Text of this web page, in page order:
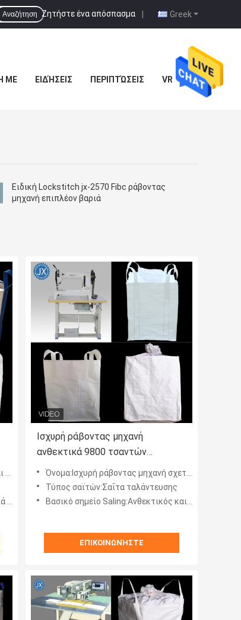
Greek
Ζητήστε ένα απόσπασμα |
Αναζήτηση
ΜΕ ΕΙΔΉΣΕΙΣ ΠΕΡΙΠΤΏΣΕΙΣ VR
Ειδική Lockstitch jx-2570 Fibc ράβοντας
μηχανή επιπλέον βαριά
Ισχυρή ράβοντας μηχανή
ανθεκτικά 9800 τσαντών
μηχανών εύκαμπτη
Όνομα:Ισχυρή ράβοντας μηχανή σχετικά φτηνά ανθεκτικά 9800 τσαντών μηχανών εύκαμπτη
Τύπος σαϊτών:Σαΐτα ταλάντευσης
Βασικό σημείο Saling:Ανθεκτικός και φτηνός
ΕΠΙΚΟΙΝΩΝΉΣΤΕ